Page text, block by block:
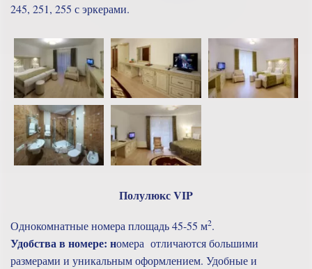
245, 251, 255 с эркерами.
Полулюкс VIP
Однокомнатные номера площадь 45-55 м2.
Удобства в номере: номера отличаются большими
размерами и уникальным оформлением. Удобные и